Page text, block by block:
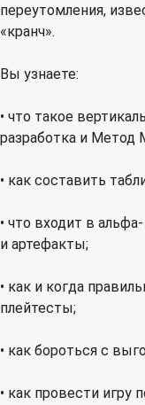
переутомления,
«кранч».
Вы узнаете:
• что такое
разработка и Метод
• как составить
• что входит в
и артефакты;
• как и когда
плейтесты;
• как бороться с
• как провести игру